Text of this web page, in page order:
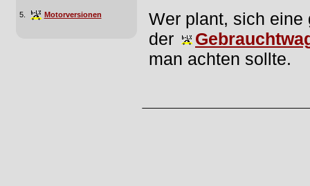
5. Motorversionen
Wer plant, sich eine
der
man achten sollte.